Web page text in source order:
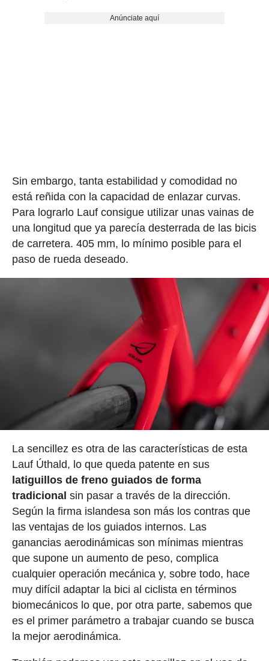
Anúnciate aquí
Sin embargo, tanta estabilidad y comodidad no
está reñida con la capacidad de enlazar curvas.
Para lograrlo Lauf consigue utilizar unas vainas de
una longitud que ya parecía desterrada de las bicis
de carretera. 405 mm, lo mínimo posible para el
paso de rueda deseado.
La sencillez es otra de las características de esta
Lauf Úthald, lo que queda patente en sus
latiguillos de freno guiados de forma
tradicional sin pasar a través de la dirección.
Según la firma islandesa son más los contras que
las ventajas de los guiados internos. Las
ganancias aerodinámicas son mínimas mientras
que supone un aumento de peso, complica
cualquier operación mecánica y, sobre todo, hace
muy difícil adaptar la bici al ciclista en términos
biomecánicos lo que, por otra parte, sabemos que
es el primer parámetro a trabajar cuando se busca
la mejor aerodinámica.